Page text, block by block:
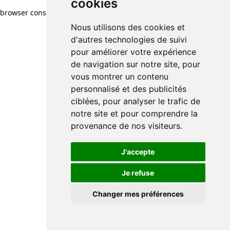
cookies
Nous utilisons des cookies et
d'autres technologies de suivi
pour améliorer votre expérience
de navigation sur notre site, pour
vous montrer un contenu
personnalisé et des publicités
ciblées, pour analyser le trafic de
notre site et pour comprendre la
provenance de nos visiteurs.
J'accepte
Je refuse
Changer mes préférences
browser console for more information)